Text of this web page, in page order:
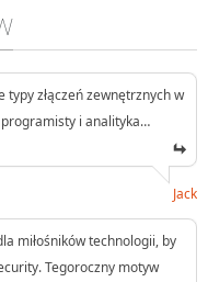
typy złączeń zewnętrznych w
programisty i analityka…
Jack
miłośników technologii, by
Tegoroczny motyw